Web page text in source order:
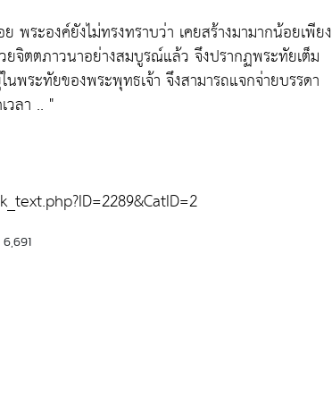
พระองค์ยังไม่ทรงทราบว่า เคยสร้างมามากน้อยเพียง
ยจิตตภาวนาอย่างสมบูรณ์แล้ว จึงปรากฏพระทัยเต็ม
พระทัยของพระพุทธเจ้า จึงสามารถแจกจ่ายบรรดา
วลา .. "
6,691